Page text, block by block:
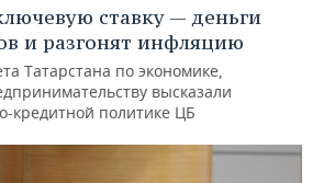
ставку — деньги
и разгонят инфляцию
Татарстана по экономике,
высказали
кредитной политике ЦБ